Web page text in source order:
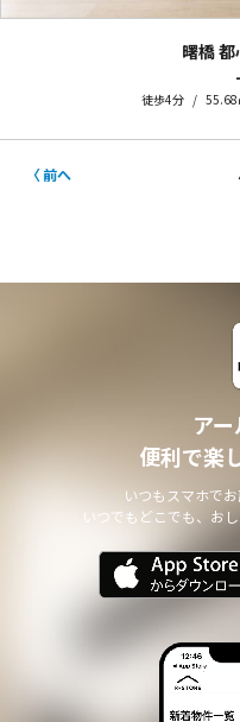
曙橋
徒歩4分 55.68
前へ
ア
便利で楽
いつもスマホで
いつでもどこでも、お